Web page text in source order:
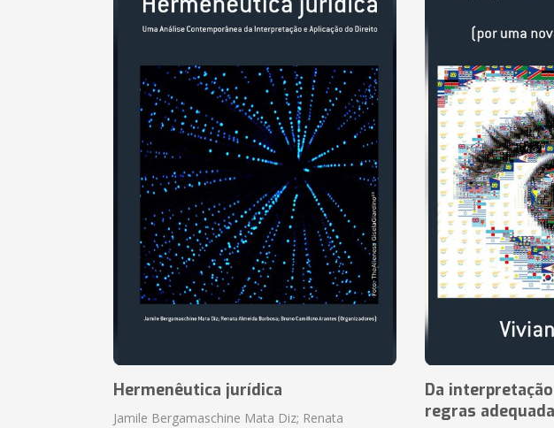
Hermenêutica jurídica
Jamile Bergamaschine Mata Diz; Renata
Da
regras